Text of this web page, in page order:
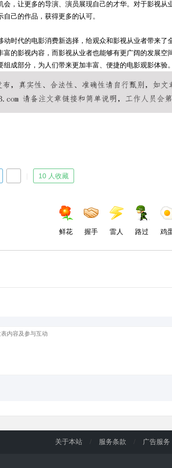
会，让更多的导演、演员展现自己的才华。对于影视从
己的作品，获得更多的认可。
动时代的电影消费新选择，给观众和影视从业者带来了
富的影视内容，而影视从业者也能够有更广阔的发展
成部分，为人们带来更加丰富、便捷的电影观影体验。
10 人收藏
鲜花 握手 雷人 路过 鸡
关于本站 / 服务条款 / 广告服务